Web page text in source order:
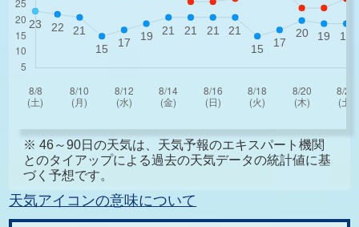
※ 46～90日の天気は、天気予報のエキスパート機関
とのタイアップによる過去の天気データの統計値に基
づく予想です。
天気アイコンの意味について